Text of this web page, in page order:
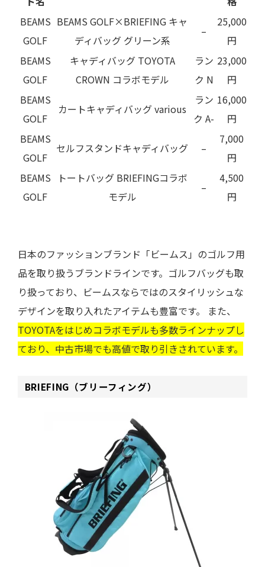
BEAMS
GOLF
BEAMS GOLF×BRIEFING キャ
ディバッグ グリーン系
–
25,000
円
BEAMS
GOLF
キャディバッグ TOYOTA
CROWN コラボモデル
ラン
ク N
23,000
円
BEAMS
GOLF
カートキャディバッグ various
ラン
ク A-
16,000
円
BEAMS
GOLF
セルフスタンドキャディバッグ –
7,000
円
BEAMS
GOLF
トートバッグ BRIEFINGコラボ
モデル
–
4,500
円
日本のファッションブランド「ビームス」のゴルフ用
品を取り扱うブランドラインです。ゴルフバッグも取
り扱っており、ビームスならではのスタイリッシュな
デザインを取り入れたアイテムも豊富です。 また、
TOYOTAをはじめコラボモデルも多数ラインナップし
ており、中古市場でも高値で取り引きされています。
BRIEFING（ブリーフィング）